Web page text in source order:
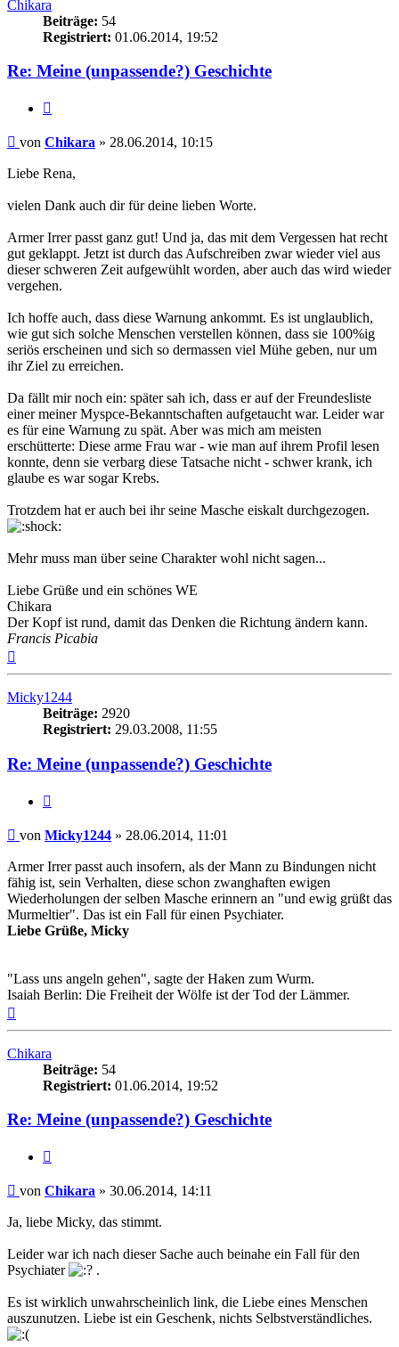
Chikara
Beiträge: 54
Registriert: 01.06.2014, 19:52
Re: Meine (unpassende?) Geschichte
Beitrag
von Chikara » 28.06.2014, 10:15
Liebe Rena,
vielen Dank auch dir für deine lieben Worte.
Armer Irrer passt ganz gut! Und ja, das mit dem Vergessen hat recht
gut geklappt. Jetzt ist durch das Aufschreiben zwar wieder viel aus
dieser schweren Zeit aufgewühlt worden, aber auch das wird wieder
vergehen.
Ich hoffe auch, dass diese Warnung ankommt. Es ist unglaublich,
wie gut sich solche Menschen verstellen können, dass sie 100%ig
seriös erscheinen und sich so dermassen viel Mühe geben, nur um
ihr Ziel zu erreichen.
Da fällt mir noch ein: später sah ich, dass er auf der Freundesliste
einer meiner Myspce-Bekanntschaften aufgetaucht war. Leider war
es für eine Warnung zu spät. Aber was mich am meisten
erschütterte: Diese arme Frau war - wie man auf ihrem Profil lesen
konnte, denn sie verbarg diese Tatsache nicht - schwer krank, ich
glaube es war sogar Krebs.
Trotzdem hat er auch bei ihr seine Masche eiskalt durchgezogen.
Mehr muss man über seine Charakter wohl nicht sagen...
Liebe Grüße und ein schönes WE
Chikara
Der Kopf ist rund, damit das Denken die Richtung ändern kann.
Francis Picabia
Micky1244
Beiträge: 2920
Registriert: 29.03.2008, 11:55
Re: Meine (unpassende?) Geschichte
Beitrag
von Micky1244 » 28.06.2014, 11:01
Armer Irrer passt auch insofern, als der Mann zu Bindungen nicht
fähig ist, sein Verhalten, diese schon zwanghaften ewigen
Wiederholungen der selben Masche erinnern an "und ewig grüßt das
Murmeltier". Das ist ein Fall für einen Psychiater.
Liebe Grüße, Micky
"Lass uns angeln gehen", sagte der Haken zum Wurm.
Isaiah Berlin: Die Freiheit der Wölfe ist der Tod der Lämmer.
Chikara
Beiträge: 54
Registriert: 01.06.2014, 19:52
Re: Meine (unpassende?) Geschichte
Beitrag
von Chikara » 30.06.2014, 14:11
Ja, liebe Micky, das stimmt.
Leider war ich nach dieser Sache auch beinahe ein Fall für den
Psychiater
.
Es ist wirklich unwahrscheinlich link, die Liebe eines Menschen
auszunutzen. Liebe ist ein Geschenk, nichts Selbstverständliches.